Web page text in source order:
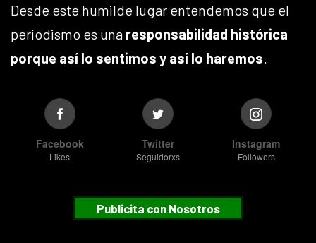
Desde este humilde lugar entendemos que el
periodismo es una responsabilidad histórica
porque así lo sentimos y así lo haremos
Facebook
Likes
Twitter
Seguidorxs
Instagram
Followers
Publicita con Nosotros